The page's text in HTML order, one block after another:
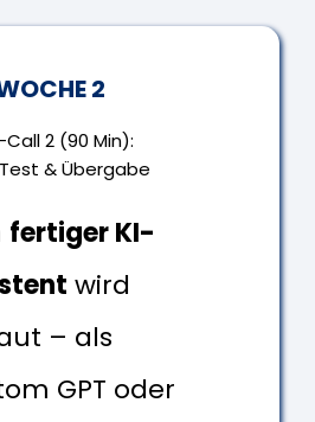
2
Call 2 (90 Min):
& Übergabe
fertiger KI-
wird
– als
GPT oder